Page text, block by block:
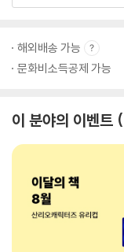
해외배송 가능
문화비소득공제 가능
이 분야의 이벤트